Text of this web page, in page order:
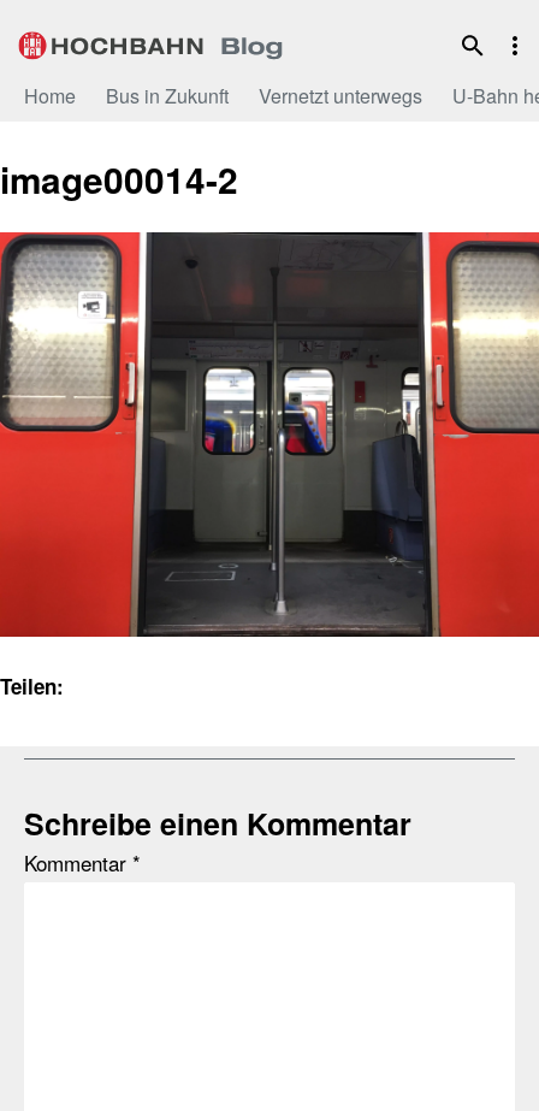
Inhalt
Home Bus in Zukunft Vernetzt unterwegs U-Bahn
image00014-2
Teilen:
Schreibe einen Kommentar
Kommentar *